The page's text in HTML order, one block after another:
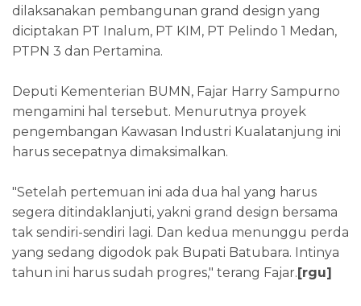
dilaksanakan pembangunan grand design yang
diciptakan PT Inalum, PT KIM, PT Pelindo 1 Medan,
PTPN 3 dan Pertamina.
Deputi Kementerian BUMN, Fajar Harry Sampurno
mengamini hal tersebut. Menurutnya proyek
pengembangan Kawasan Industri Kualatanjung ini
harus secepatnya dimaksimalkan.
"Setelah pertemuan ini ada dua hal yang harus
segera ditindaklanjuti, yakni grand design bersama
tak sendiri-sendiri lagi. Dan kedua menunggu perda
yang sedang digodok pak Bupati Batubara. Intinya
tahun ini harus sudah progres," terang Fajar. [rgu]